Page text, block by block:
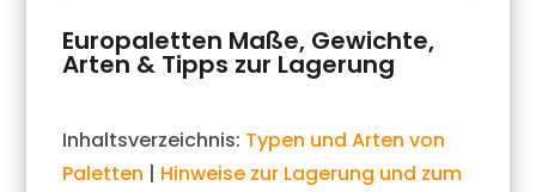
Europaletten Maße, Gewichte,
Arten & Tipps zur Lagerung
Inhaltsverzeichnis: Typen und Arten von
Paletten | Hinweise zur Lagerung und zum